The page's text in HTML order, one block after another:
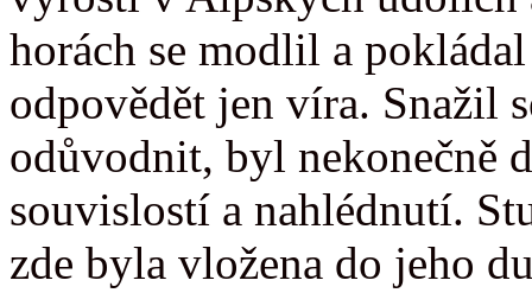
horách se modlil a
odpovědět jen víra. Snažil
odůvodnit, byl nekonečně
souvislostí a nahlédnutí.
zde byla vložena do jeho